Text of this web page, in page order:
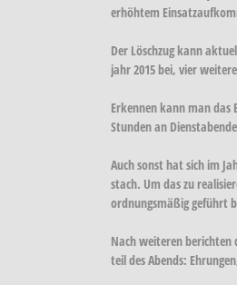
erhöhtem
Der Löschzug kann
jahr 2015 bei, vier
Erkennen kann man das
Stunden an
Auch sonst hat sich im
stach. Um das zu
ordnungsmäßig geführt
Nach weiteren
teil des Abends: